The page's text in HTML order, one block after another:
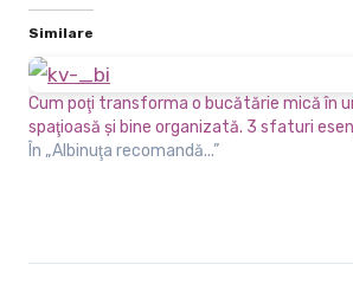
Similare
Cum poţi transforma o bucătărie mică în
spaţioasă şi bine organizată. 3 sfaturi
În „Albinuţa recomandă...”